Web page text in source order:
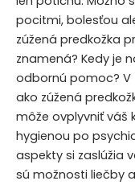
pocitmi, bolesťou
zúžená predkožka
znamená? Kedy je
odbornú pomoc?
ako zúžená
môže ovplyvniť váš
hygienou po
aspekty si zaslúžia
sú možnosti liečby